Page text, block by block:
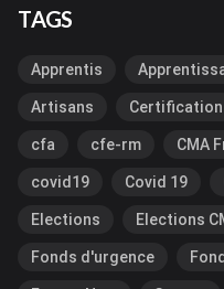
TAGS
Apprentis
Artisans Certification
cfa cfe-rm CMA
covid19 Covid 19
Elections Elections
Fonds d'urgence